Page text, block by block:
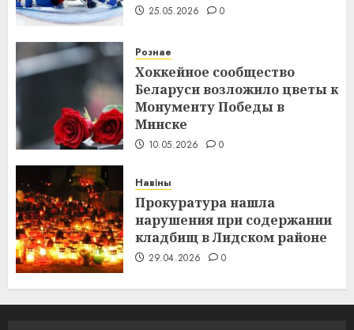
25.05.2026 0
Рознае
Хоккейное сообщество
Беларуси возложило цветы к
Монументу Победы в
Минске
10.05.2026 0
Навіны
Прокуратура нашла
нарушения при содержании
кладбищ в Лидском районе
29.04.2026 0